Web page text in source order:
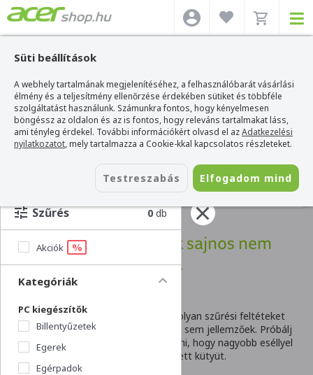
Süti beállítások
A webhely tartalmának megjelenítéséhez, a felhasználóbarát vásárlási
élmény és a teljesítmény ellenőrzése érdekében sütiket és többféle
szolgáltatást használunk. Számunkra fontos, hogy kényelmesen
böngéssz az oldalon és az is fontos, hogy releváns tartalmakat láss,
ami tényleg érdekel. További információkért olvasd el azAdatkezelési
nyilatkozatot, mely tartalmazza a Cookie-kkal kapcsolatos részleteket.
Testreszabás
Elfogadom mind
Szűrés 0 db
Akciók %
Kategóriák
PC kiegészítők
Billentyűzetek
Egerek
Egérpadok
Hűha! Ilyen termék sajnos nem
létezik.
Ezt javasoljuk:
Úgy tűnik, hogy olyan szűrési feltéteket
állítottál be, melyek egyik termékre sem jellemzőek. Próbálj
meg kevesebb szempontot megadni, hogy nagyobb eséllyel
találjuk meg a keresett kütyüt.